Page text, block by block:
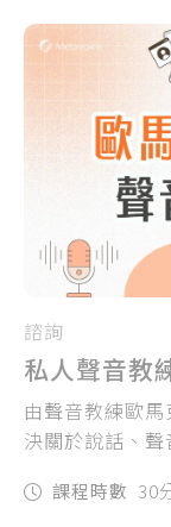
諮詢
私人聲音教
由聲音教練歐
決關於說話、聲
課程時數 30